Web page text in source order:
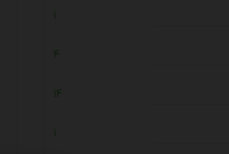
1
4
14
1